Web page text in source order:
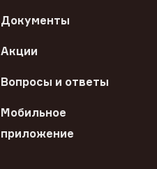
Документы
Акции
Вопросы и ответы
Мобильное
приложение